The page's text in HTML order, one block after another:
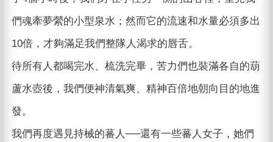
們魂牽夢縈的小型泉水；然而它的流速和水量必須多出
10倍，才夠滿足我們整隊人渴求的唇舌。
待所有人都喝完水、梳洗完畢，苦力們也裝滿各自的葫
蘆水壺後，我們便神清氣爽、精神百倍地朝向目的地進
發。
我們再度遇見持械的蕃人──還有一些蕃人女子，她們